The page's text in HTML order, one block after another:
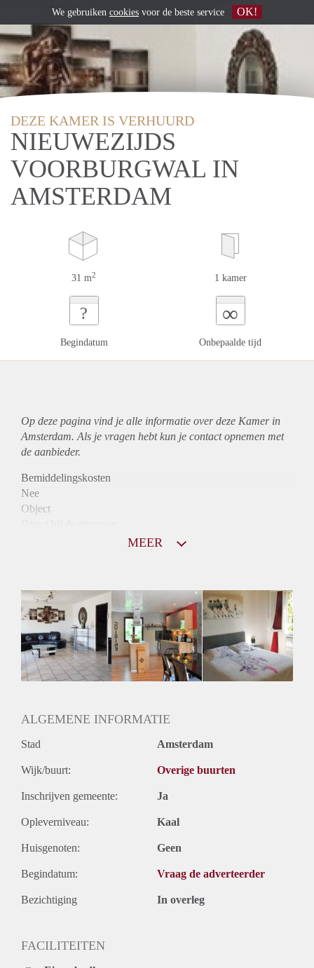
DEZE KAMER IS VERHUURD
NIEUWEZIJDS
VOORBURGWAL IN
AMSTERDAM
31 m2 1 kamer
?
Begindatum
∞
Onbepaalde tijd
Op deze pagina vind je alle informatie over deze Kamer in
Amsterdam. Als je vragen hebt kun je contact opnemen met
de aanbieder.
Bemiddelingskosten
Nee
Object
Huurtoeslag
Niet mogelijk
Inkomen eis
2,9 X De bruto huur
Huurtermijn
Onbepaalde termijn
MEER
ALGEMENE INFORMATIE
Stad Amsterdam
Wijk/buurt: Overige buurten
Inschrijven gemeente: Ja
Opleverniveau: Kaal
Huisgenoten: Geen
Begindatum: Vraag de adverteerder
Bezichtiging In overleg
FACILITEITEN
We gebruiken cookies voor de beste service OK!